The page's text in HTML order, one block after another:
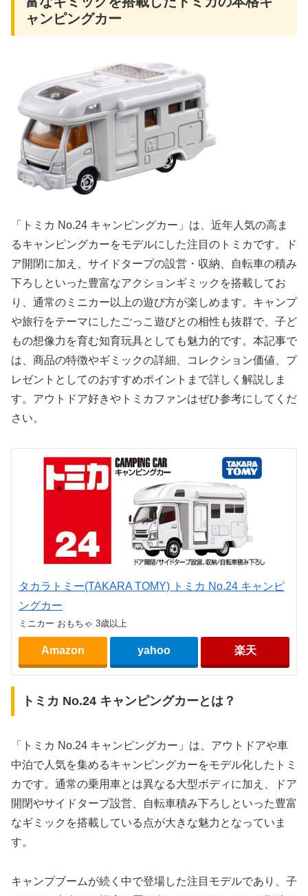
ャンピングカー
「トミカ No.24 キャンピングカー」は、近年人気の高ま
るキャンピングカーをモデルにした注目のトミカです。ド
ア開閉に加え、サイドタープの設営・収納、自転車の積み
下ろしといった豊富なアクションギミックを搭載してお
り、通常のミニカー以上の遊び方が楽しめます。キャンプ
や旅行をテーマにしたごっこ遊びとの相性も抜群で、子ど
もの想像力を育む知育玩具としても魅力的です。本記事で
は、商品の特徴やギミックの詳細、コレクション価値、プ
レゼントとしてのおすすめポイントまで詳しく解説しま
す。アウトドア好きやトミカファンはぜひ参考にしてくだ
さい。
タカラトミー(TAKARA TOMY) トミカ No.24 キャンピ
ングカー
ミニカー おもちゃ 3歳以上
Amazon yahoo 楽天
トミカ No.24 キャンピングカーとは？
「トミカ No.24 キャンピングカー」は、アウトドアや車
中泊で人気を集めるキャンピングカーをモデル化したトミ
カです。通常の乗用車とは異なる大型ボディに加え、ドア
開閉やサイドタープ設営、自転車積み下ろしといった豊富
なギミックを搭載している点が大きな魅力となっていま
す。
キャンプブームが続く中で登場した注目モデルであり、子